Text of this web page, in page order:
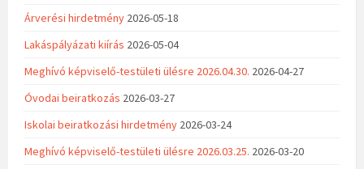
Árverési hirdetmény 2026-05-18
Lakáspályázati kiírás 2026-05-04
Meghívó képviselő-testületi ülésre 2026.04.30. 2026-04-27
Óvodai beiratkozás 2026-03-27
Iskolai beiratkozási hirdetmény 2026-03-24
Meghívó képviselő-testületi ülésre 2026.03.25. 2026-03-20